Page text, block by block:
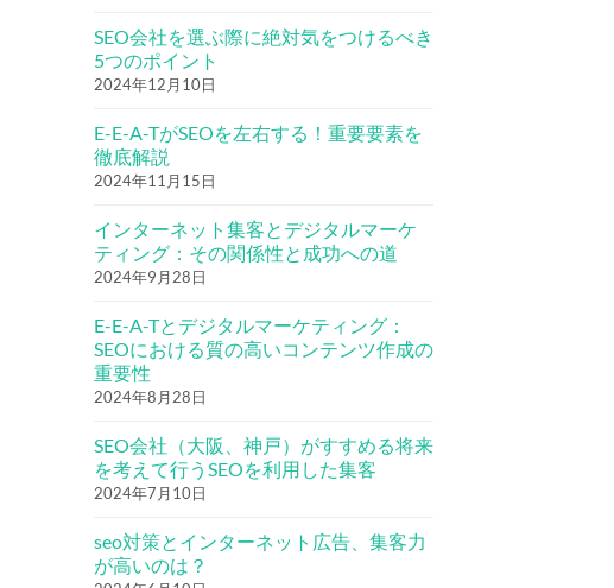
SEO会社を選ぶ際に絶対気をつけるべき
5つのポイント
2024年12月10日
E-E-A-TがSEOを左右する！重要要素を
徹底解説
2024年11月15日
インターネット集客とデジタルマーケ
ティング：その関係性と成功への道
2024年9月28日
E-E-A-Tとデジタルマーケティング：
SEOにおける質の高いコンテンツ作成の
重要性
2024年8月28日
SEO会社（大阪、神戸）がすすめる将来
を考えて行うSEOを利用した集客
2024年7月10日
seo対策とインターネット広告、集客力
が高いのは？